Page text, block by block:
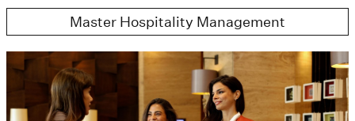
Master Hospitality Management